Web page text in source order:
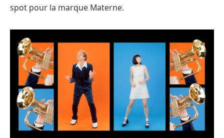
spot pour la marque Materne.